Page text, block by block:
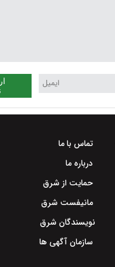
تماس با ما
درباره ما
حمایت از شرق
مانیفست شرق
نویسندگان شرق
سازمان آگهی ها